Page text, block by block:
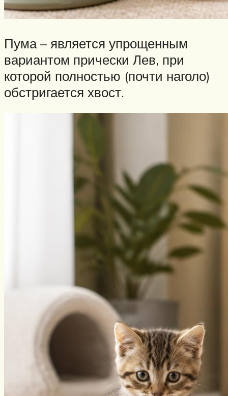
Пума – является упрощенным
вариантом прически Лев, при
которой полностью (почти наголо)
обстригается хвост.